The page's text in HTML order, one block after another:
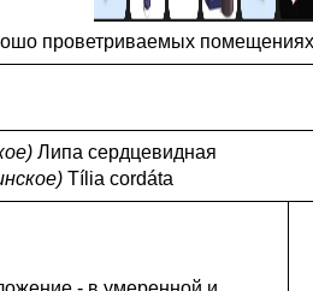
проветриваемых
Липа сердцевидная
Tília cordáta